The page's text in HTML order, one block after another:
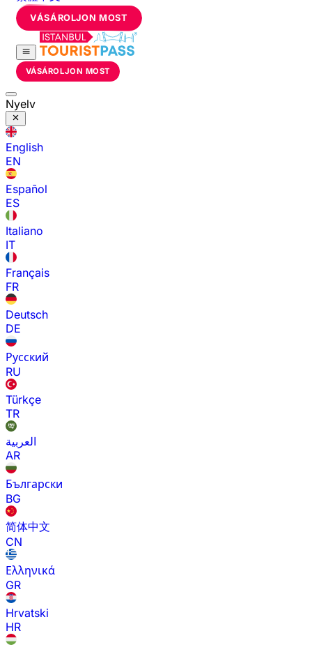
VÁSÁROLJON MOST
VÁSÁROLJON MOST
Nyelv
English
EN
Español
ES
Italiano
IT
Français
FR
Deutsch
DE
Русский
RU
Türkçe
TR
العربية
AR
Български
BG
简体中文
CN
Ελληνικά
GR
Hrvatski
HR